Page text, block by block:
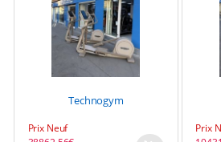
Technogym
Prix Neuf
Prix